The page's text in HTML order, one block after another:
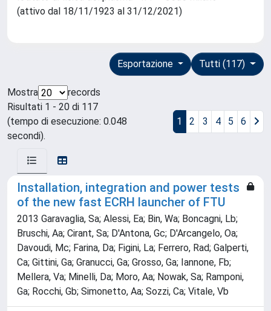
(attivo dal 18/11/1923 al 31/12/2021)
Tutti (117)
Esportazione
Mostra
records
Risultati 1 - 20 di 117
(tempo di esecuzione: 0.048
secondi).
1 2 3 4 5 6
Installation, integration and power tests
of the new fast ECRH launcher of FTU
2013 Garavaglia, Sa; Alessi, Ea; Bin, Wa; Boncagni, Lb;
Bruschi, Aa; Cirant, Sa; D'Antona, Gc; D'Arcangelo, Oa;
Davoudi, Mc; Farina, Da; Figini, La; Ferrero, Rad; Galperti,
Ca; Gittini, Ga; Granucci, Ga; Grosso, Ga; Iannone, Fb;
Mellera, Va; Minelli, Da; Moro, Aa; Nowak, Sa; Ramponi,
Ga; Rocchi, Gb; Simonetto, Aa; Sozzi, Ca; Vitale, Vb